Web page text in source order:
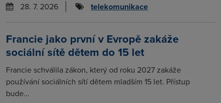
28. 7. 2026
telekomunikace
Francie jako první v Evropě zakáže
sociální sítě dětem do 15 let
Francie schválila zákon, který od roku 2027 zakáže
používání sociálních sítí dětem mladším 15 let. Přístup
bude...